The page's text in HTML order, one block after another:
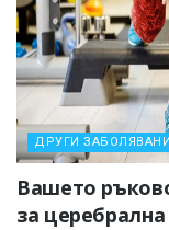
ДРУГИ
Вашето
за